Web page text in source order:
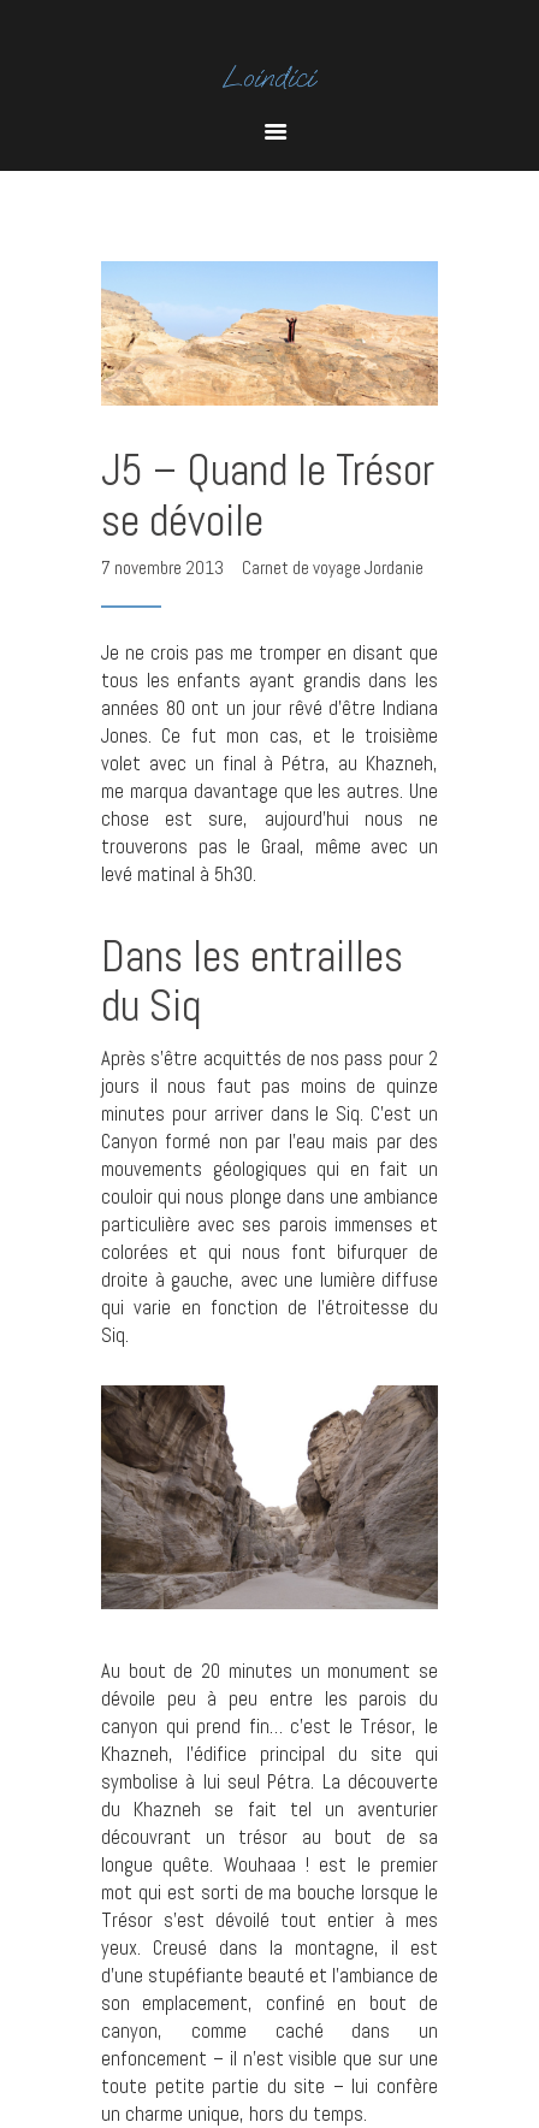
A
O
T
U
B
J5 – Quand le Trésor
se dévoile
7 novembre 2013 Carnet de voyage Jordanie
Je ne crois pas me tromper en disant que
tous les enfants ayant grandis dans les
années 80 ont un jour rêvé d’être Indiana
Jones. Ce fut mon cas, et le troisième
volet avec un final à Pétra, au Khazneh,
me marqua davantage que les autres. Une
chose est sure, aujourd’hui nous ne
trouverons pas le Graal, même avec un
levé matinal à 5h30.
Dans les entrailles
du Siq
Après s’être acquittés de nos pass pour 2
jours il nous faut pas moins de quinze
minutes pour arriver dans le Siq. C’est un
Canyon formé non par l’eau mais par des
mouvements géologiques qui en fait un
couloir qui nous plonge dans une ambiance
particulière avec ses parois immenses et
colorées et qui nous font bifurquer de
droite à gauche, avec une lumière diffuse
qui varie en fonction de l’étroitesse du
Siq.
Au bout de 20 minutes un monument se
dévoile peu à peu entre les parois du
canyon qui prend fin… c’est le Trésor, le
Khazneh, l’édifice principal du site qui
symbolise à lui seul Pétra. La découverte
du Khazneh se fait tel un aventurier
découvrant un trésor au bout de sa
longue quête. Wouhaaa ! est le premier
mot qui est sorti de ma bouche lorsque le
Trésor s’est dévoilé tout entier à mes
yeux. Creusé dans la montagne, il est
d’une stupéfiante beauté et l’ambiance de
son emplacement, confiné en bout de
canyon, comme caché dans un
enfoncement – il n’est visible que sur une
toute petite partie du site – lui confère
un charme unique, hors du temps.